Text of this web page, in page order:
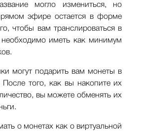
могло измениться, но
эфире остается в форме
чтобы вам транслироваться в
иметь как минимум
могут подарить вам монеты в
того, как вы накопите их
вы можете обменять их
о монетах как о виртуальной